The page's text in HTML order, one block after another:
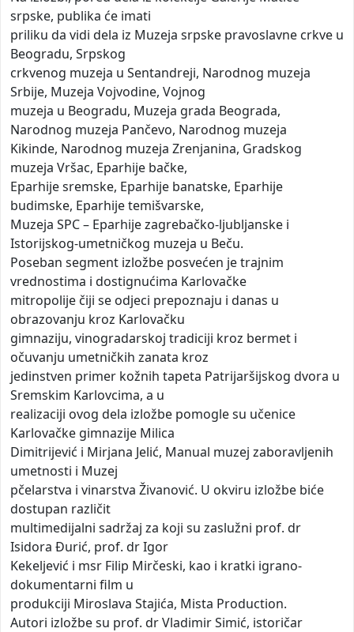
srpske, publika će imati
priliku da vidi dela iz Muzeja srpske pravoslavne crkve u
Beogradu, Srpskog
crkvenog muzeja u Sentandreji, Narodnog muzeja
Srbije, Muzeja Vojvodine, Vojnog
muzeja u Beogradu, Muzeja grada Beograda,
Narodnog muzeja Pančevo, Narodnog muzeja
Kikinde, Narodnog muzeja Zrenjanina, Gradskog
muzeja Vršac, Eparhije bačke,
Eparhije sremske, Eparhije banatske, Eparhije
budimske, Eparhije temišvarske,
Muzeja SPC – Eparhije zagrebačko-ljubljanske i
Istorijskog-umetničkog muzeja u Beču.
Poseban segment izložbe posvećen je trajnim
vrednostima i dostignućima Karlovačke
mitropolije čiji se odjeci prepoznaju i danas u
obrazovanju kroz Karlovačku
gimnaziju, vinogradarskoj tradiciji kroz bermet i
očuvanju umetničkih zanata kroz
jedinstven primer kožnih tapeta Patrijaršijskog dvora u
Sremskim Karlovcima, a u
realizaciji ovog dela izložbe pomogle su učenice
Karlovačke gimnazije Milica
Dimitrijević i Mirjana Jelić, Manual muzej zaboravljenih
umetnosti i Muzej
pčelarstva i vinarstva Živanović. U okviru izložbe biće
dostupan različit
multimedijalni sadržaj za koji su zaslužni prof. dr
Isidora Đurić, prof. dr Igor
Kekeljević i msr Filip Mirčeski, kao i kratki igrano-
dokumentarni film u
produkciji Miroslava Stajića, Mista Production.
Autori izložbe su prof. dr Vladimir Simić, istoričar